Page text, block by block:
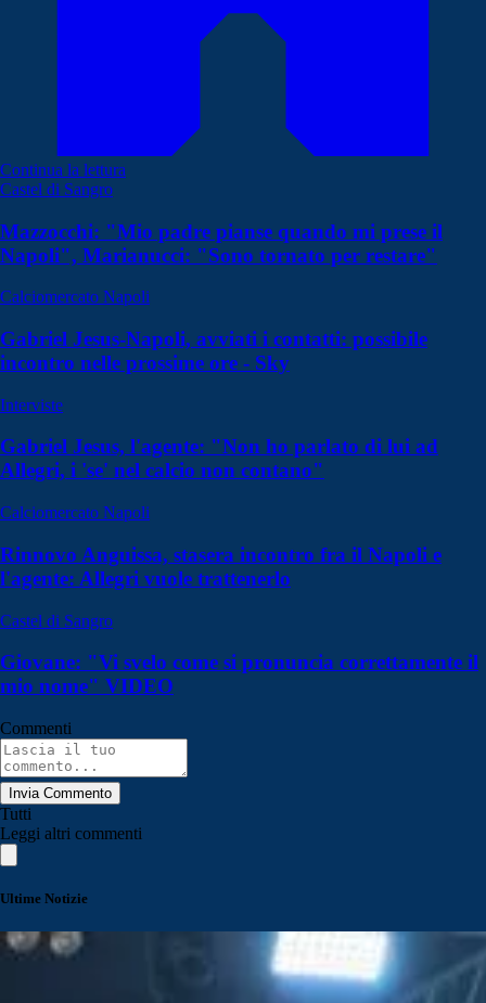
Continua la lettura
Castel di Sangro
Mazzocchi: "Mio padre pianse quando mi prese il
Napoli", Marianucci: "Sono tornato per restare"
Calciomercato Napoli
Gabriel Jesus-Napoli, avviati i contatti: possibile
incontro nelle prossime ore - Sky
Interviste
Gabriel Jesus, l'agente: "Non ho parlato di lui ad
Allegri, i 'se' nel calcio non contano"
Calciomercato Napoli
Rinnovo Anguissa, stasera incontro fra il Napoli e
l'agente: Allegri vuole trattenerlo
Castel di Sangro
Giovane: "Vi svelo come si pronuncia correttamente il
mio nome" VIDEO
Commenti
Invia Commento
Tutti
Leggi altri commenti
Ultime Notizie